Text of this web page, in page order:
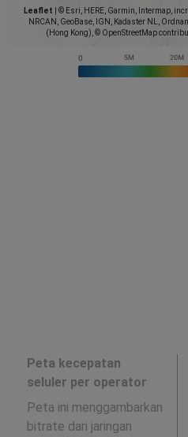
Leaflet
© Esri, HERE, Garmin, Intermap,
NRCAN, GeoBase, IGN, Kadaster NL,
(Hong Kong), © OpenStreetMap
Peta kecepatan
seluler per operator
Peta ini menggambarkan
bitrate dari jaringan